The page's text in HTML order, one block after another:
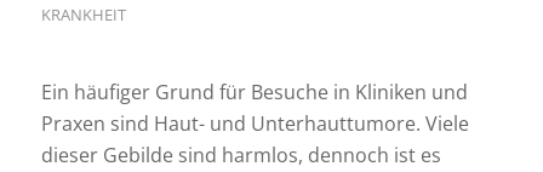
KRANKHEIT
Ein häufiger Grund für Besuche in Kliniken und
Praxen sind Haut- und Unterhauttumore. Viele
dieser Gebilde sind harmlos, dennoch ist es